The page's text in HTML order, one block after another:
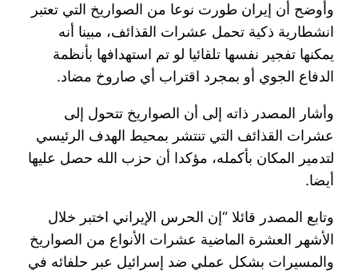
وأوضح أن إيران طورت نوعا من الصواريخ التي تعتبر
انشطارية ذكية تحمل عشرات القذائف، مبينا أنه
يمكنها تفجير نفسها تلقائيا لو تم استهدافها بأنظمة
الدفاع الجوي أو بمجرد اقتراب أي صاروخ مضاد.
وأشار المصدر ذاته إلى أن الصواريخ تتحول إلى
عشرات القذائف التي تنتشر بمحيط الهدف الرئيسي
لتدمير المكان بأكمله، مؤكدا أن حزب الله حصل عليها
أيضا.
وتابع المصدر قائلا “إن الحرس الإيراني اختبر خلال
الأشهر العشرة الماضية عشرات الأنواع من الصواريخ
والمسيرات بشكل عملي ضد إسرائيل عبر حلفائه في